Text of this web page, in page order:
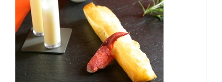
DÉTAILS